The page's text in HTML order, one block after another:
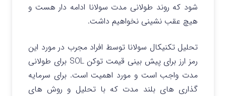
شود که روند طولانی مدت سولانا ادامه دار هست و
هیچ عقب نشینی نخواهیم داشت.
تحلیل تکنیکال سولانا توسط افراد مجرب در مورد این
رمز ارز برای پیش بینی قیمت توکن SOL برای طولانی
مدت واجب است و مورد اهمیت است. برای سرمایه
گذاری های بلند مدت که با تحلیل و روش های